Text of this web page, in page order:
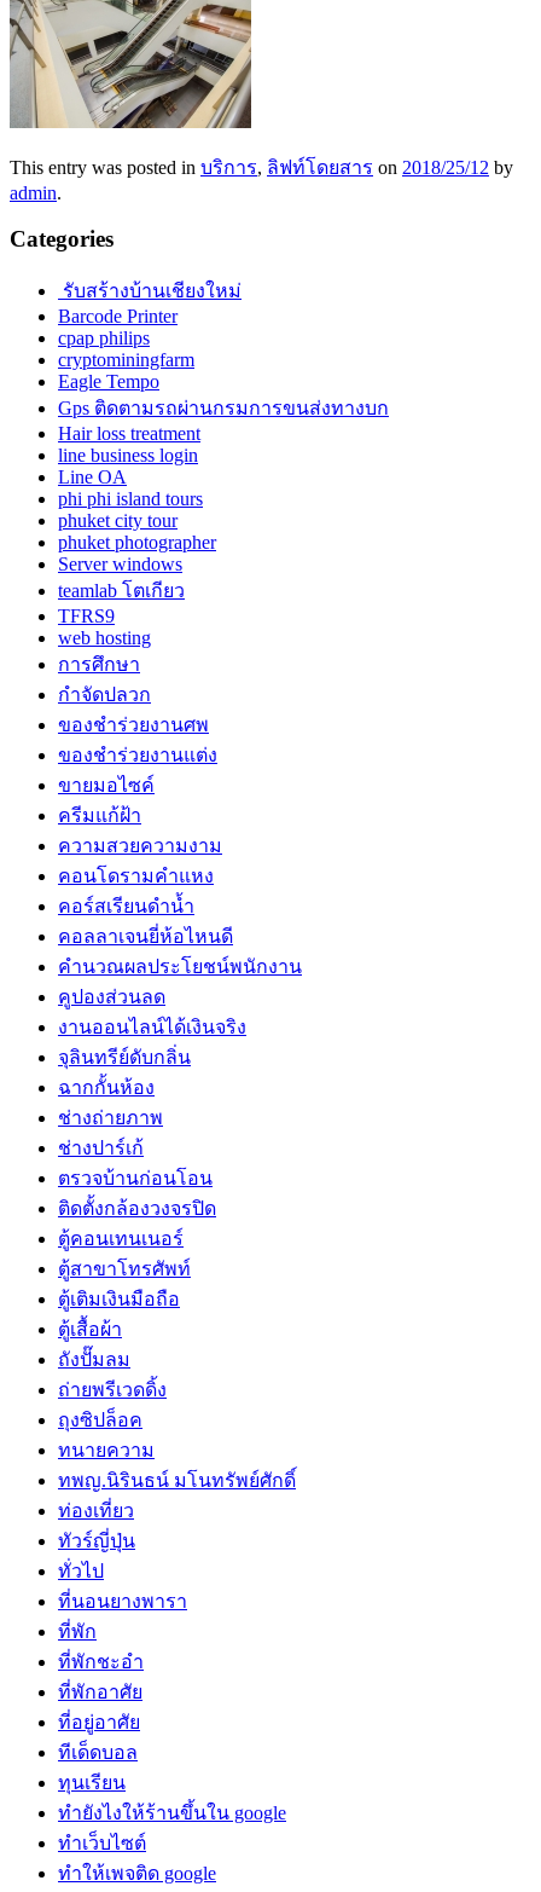
This entry was posted in บริการ, ลิฟท์โดยสาร on 2018/25/12 by
admin.
Categories
รับสร้างบ้านเชียงใหม่
Barcode Printer
cpap philips
cryptominingfarm
Eagle Tempo
Gps ติดตามรถผ่านกรมการขนส่งทางบก
Hair loss treatment
line business login
Line OA
phi phi island tours
phuket city tour
phuket photographer
Server windows
teamlab โตเกียว
TFRS9
web hosting
การศึกษา
กำจัดปลวก
ของชำร่วยงานศพ
ของชำร่วยงานแต่ง
ขายมอไซค์
ครีมแก้ฝ้า
ความสวยความงาม
คอนโดรามคำแหง
คอร์สเรียนดำน้ำ
คอลลาเจนยี่ห้อไหนดี
คำนวณผลประโยชน์พนักงาน
คูปองส่วนลด
งานออนไลน์ได้เงินจริง
จุลินทรีย์ดับกลิ่น
ฉากกั้นห้อง
ช่างถ่ายภาพ
ช่างปาร์เก้
ตรวจบ้านก่อนโอน
ติดตั้งกล้องวงจรปิด
ตู้คอนเทนเนอร์
ตู้สาขาโทรศัพท์
ตู้เติมเงินมือถือ
ตู้เสื้อผ้า
ถังปั๊มลม
ถ่ายพรีเวดดิ้ง
ถุงซิปล็อค
ทนายความ
ทพญ.นิรินธน์ มโนทรัพย์ศักดิ์
ท่องเที่ยว
ทัวร์ญี่ปุ่น
ทั่วไป
ที่นอนยางพารา
ที่พัก
ที่พักชะอำ
ที่พักอาศัย
ที่อยู่อาศัย
ทีเด็ดบอล
ทุนเรียน
ทํายังไงให้ร้านขึ้นใน google
ทําเว็บไซต์
ทําให้เพจติด google